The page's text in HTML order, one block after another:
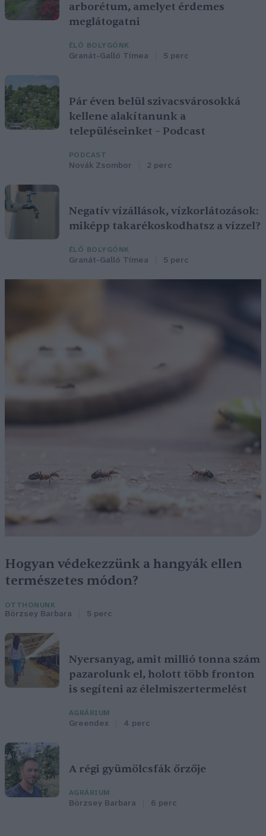
arborétum, amelyet érdemes
meglátogatni
ÉLŐ BOLYGÓNK
Granát-Galló Tímea 5 perc
Pár éven belül szivacsvárosokká
kellene alakítanunk a
településeinket – Podcast
PODCAST
Novák Zsombor 2 perc
Negatív vízállások, vízkorlátozások:
miképp takarékoskodhatsz a vízzel?
ÉLŐ BOLYGÓNK
Granát-Galló Tímea 5 perc
Hogyan védekezzünk a hangyák ellen
természetes módon?
OTTHONUNK
Börzsey Barbara 5 perc
Nyersanyag, amit millió tonna szám
pazarolunk el, holott több fronton
is segíteni az élelmiszertermelést
AGRÁRIUM
Greendex 4 perc
A régi gyümölcsfák őrzője
AGRÁRIUM
Börzsey Barbara 6 perc